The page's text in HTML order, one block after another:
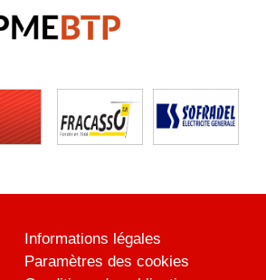
Informations légales
Paramètres des cookies